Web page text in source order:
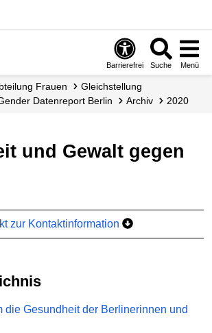
Barrierefrei Suche Menü
Frauen
Gleichstellung
Gender Datenreport Berlin Archiv 2020
zur Kontaktinformation
die Gesundheit der Berlinerinnen und